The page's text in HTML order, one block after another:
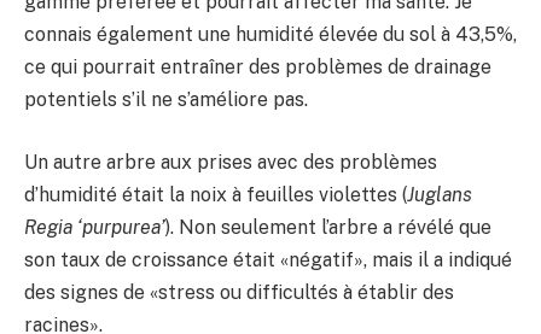
connais également une humidité élevée du sol à 43,5%,
ce qui pourrait entraîner des problèmes de drainage
potentiels s’il ne s’améliore pas.
Un autre arbre aux prises avec des problèmes
d’humidité était la noix à feuilles violettes (Juglans
Regia ‘purpurea’). Non seulement l’arbre a révélé que
son taux de croissance était «négatif», mais il a indiqué
des signes de «stress ou difficultés à établir des
racines».